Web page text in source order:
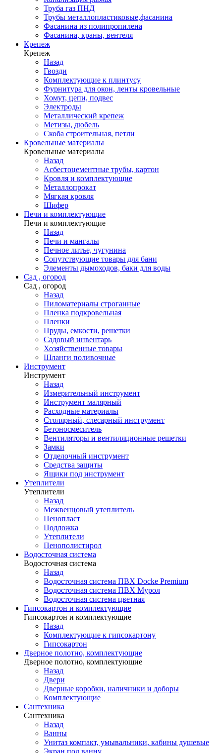
Труба газ ПНД
Трубы металлопластиковые,фасанина
Фасанина из полипропилена
Фасанина, краны, вентеля
Крепеж
Крепеж
Назад
Гвозди
Комплектующие к плинтусу
Фурнитура для окон, ленты кровельные
Хомут, цепи, подвес
Электроды
Металлический крепеж
Метизы, дюбель
Скоба строительная, петли
Кровельные материалы
Кровельные материалы
Назад
Асбестоцементные трубы, картон
Кровля и комплектующие
Металлопрокат
Мягкая кровля
Шифер
Печи и комплектующие
Печи и комплектующие
Назад
Печи и мангалы
Печное литье, чугунина
Сопутствующие товары для бани
Элементы дымоходов, баки для воды
Сад , огород
Сад , огород
Назад
Пиломатериалы строганные
Пленка подкровельная
Пленки
Пруды, емкости, решетки
Садовый инвентарь
Хозяйственные товары
Шланги поливочные
Инструмент
Инструмент
Назад
Измерительный инструмент
Инструмент малярный
Расходные материалы
Столярный, слесарный инструмент
Бетоносмеситель
Вентиляторы и вентиляционные решетки
Замки
Отделочный инструмент
Средства защиты
Ящики под инструмент
Утеплители
Утеплители
Назад
Межвенцовый утеплитель
Пенопласт
Подложка
Утеплители
Пенополистирол
Водосточная система
Водосточная система
Назад
Водосточная система ПВХ Docke Premium
Водосточная система ПВХ Мурол
Водосточная система цветная
Гипсокартон и комплектующие
Гипсокартон и комплектующие
Назад
Комплектующие к гипсокартону
Гипсокартон
Дверное полотно, комплектующие
Дверное полотно, комплектующие
Назад
Двери
Дверные коробки, наличники и доборы
Комплектующие
Сантехника
Сантехника
Назад
Ванны
Унитаз компакт, умывальники, кабины душевые
Экран под ванну